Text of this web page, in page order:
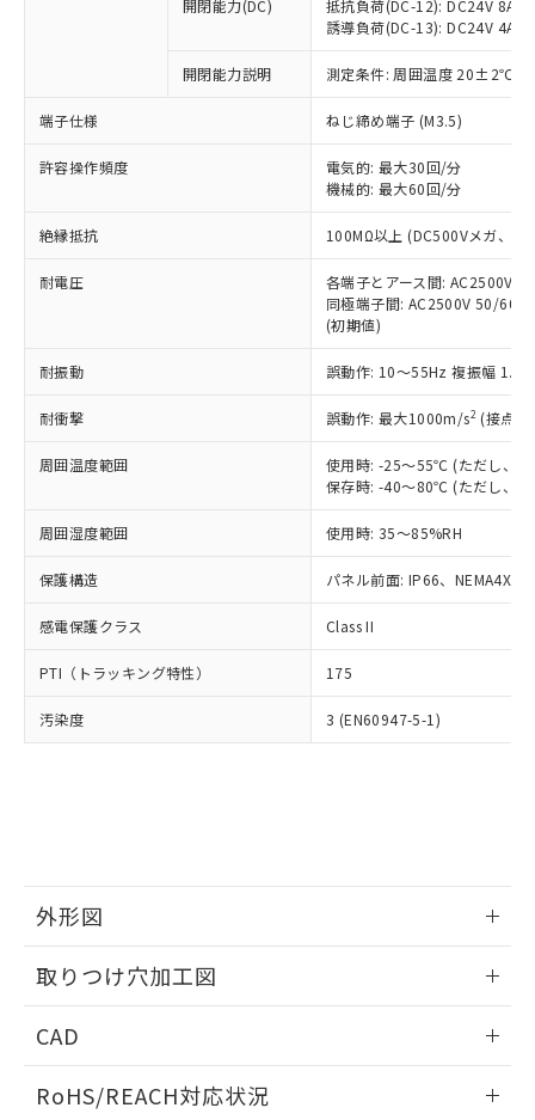
開閉能力(DC)
抵抗負荷(DC-12): DC24V 8A/
誘導負荷(DC-13): DC24V 4A/
開閉能力説明 測定条件: 周囲温度 20±2℃、
端子仕様 ねじ締め端子 (M3.5)
許容操作頻度
電気的: 最大30回/分
機械的: 最大60回/分
絶縁抵抗 100MΩ以上 (DC500Vメガ、点
耐電圧
各端子とアース間: AC2500V
同極端子間: AC2500V 50/
(初期値)
耐振動 誤動作: 10～55Hz 複振幅
耐衝撃 誤動作: 最大1000m/s2 (接点
周囲温度範囲
使用時: -25～55℃ (ただし、氷
保存時: -40～80℃ (ただし、氷
周囲湿度範囲 使用時: 35～85%RH
保護構造 パネル前面: IP66、NEMA4X,
感電保護クラス Class II
PTI（トラッキング特性） 175
汚染度 3 (EN60947-5-1)
外形図
取りつけ穴加工図
CAD
ドすることができます。
RoHS/REACH対応状況
ことをご了承ください。
在庫状況および標準価格照会結果は、
記載している更新日時点での社内デー
タに基づき作成されるものであり、閲
覧された時点での実際の在庫および標
準価格とは異なる場合があることをご
正式な納期状況および標準価格はお客
様のお取引先、またはお客様担当のオ
ムロン制御機器販売店・当社販売員に
オムロン制御機器販売店や当社販売拠
販売ネットワーク
」をご確認
在庫状況および標準価格結果を当社の
事前の承諾なく第三者に漏洩または開
示しないようお願いします。
マイパーツ機能（部品リスト作成サー
ビス）をご利用いただくには、I-Web
メンバーズにご登録されている必要が
お客様が当ウェブサイト上で当社にご
登録された部品リストについて、当社
および当社の共同利用者が、当社の製
品・サービスに関するお客様との取
引・商談に必要な範囲で利用すること
をご了承ください。
※当社の共同利用者とは、"個人情報
の「1.共同利
用者の範囲」に記載されている法人を
むを得ず変更することがあります。
*EU RoHS指令（10物質）：
鉛(Pb) 1000ppm以下、 水銀(Hg) 1000ppm以下、 カド
ミウム(Cd) 100ppm以下、
六価クロム(Cr(Ⅵ)) 1000ppm以下、ポリ臭化ビフェニル
類(PBB) 1000ppm以下、ポリ臭化ジフェニルエーテル類
(PBDE) 1000ppm以下、フタル酸ビス(2-エチルヘキシ
ル) (DEHP)(別名：DOP) 1000ppm以下、フタル酸ブチ
(DIBP) 1000ppm以下
但し、RoHS指令で産業用監視および制御機器に対する
フタル酸エステル類の４物質については閾値を超える意
図的な使用がないことを確認しています。
部品在庫の切り替え状況などにより、予定
月が前後することがあります。
※3 非含有証明書ダウンロード
下記の非含有証明書をダウンロードするこ
とができます。
EU RoHS指令（10物質）の非含有証明書
51物質の非含有証明書（当社基準）
※本証明書は発行日時点で非含有を証明す
欄に対応日を記載しておりました。
既に当社にて対応品への在庫切替を完了
り、2022年1月12日より割愛しておりま
す。
「－」：未確認です。当社販売部門へお問
*中国RoHS10物質の基準値 (GB/T26572)：
Pb(鉛) :1000ppm、 Hg(水銀) : 1000ppm、 Cd(カドミウ
ニル類) : 1000ppm、 PBDEs(ポリ臭化ジフェニルエーテ
DBP(フタル酸ジブチル) : 1000ppm、 DIBP(フタル酸ジ
イソブチル) : 1000ppm、 BBP(フタル酸ブチルベンジ
ル) : 1000ppm、
DEHP(フタル酸ビス(2-エチルヘキシル)) : 1000ppm
「ｅ」：有害物質（10物質）のすべてが基
準値以下であることを示します。
「10」：通常の使用状況下において有害物
質が外部に漏えいし、環境に深刻な影響を
及ぼさない年数を意味します。
「－」：未確認です。当社販売部門へお問
い合わせください。
当社は、これら貴社製品のうち、外国
為替および外国貿易法に定める商品
（以下｢規制貨物等」という）を輸出
または国外への提供する場合は、日本
国政府の輸出許可(または役務取引許
可)を取得するなどの必要な手続きを
当社は規制貨物を破棄する場合は、完
全に破砕するなど、違法に輸出されな
いよう必要な手段を講じます。
当社は貴社製品を、核兵器、ミサイ
ル、化学兵器、生物兵器またはその他
武器並びにこれらの製造装置等に一切
当社は、貴社製品を第三者に販売する
場合は、上記1、2および3の内容を当
該第三者に通知します。また当社は、
販売先および販売に係わる関係者が違
法に輸出するおそれがある場合は、取
り引きをいたしません。
○ 一定数以上の在庫あり
一定数には満たないが在庫あり
在庫なし(最新の在庫状況につ
いては、お客様のお取引先、ま
たはお客様担当のオムロン制御
機器販売店・当社販売員にご確
白
受注生産機種、また在庫状況の
情報を公開していない機種